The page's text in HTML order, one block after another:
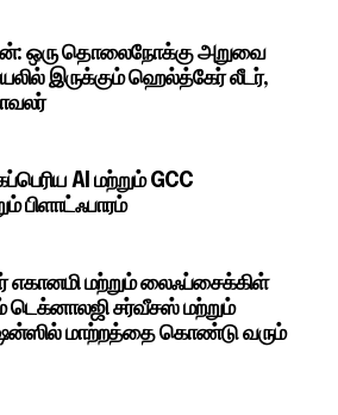
ஒரு தொலைநோக்கு அறுவை
இருக்கும் ஹெல்த்கேர் லீடர்,
AI மற்றும் GCC
பிளாட்ஃபாரம்
எகானமி மற்றும் லைஃப்சைக்கிள்
சர்வீசஸ் மற்றும்
மாற்றத்தை கொண்டு வரும்